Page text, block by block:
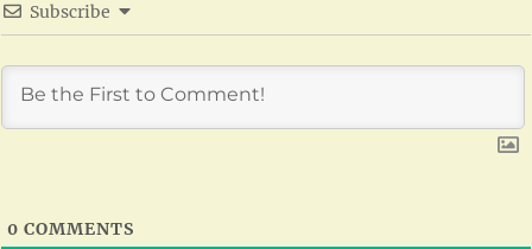
Subscribe
0 COMMENTS